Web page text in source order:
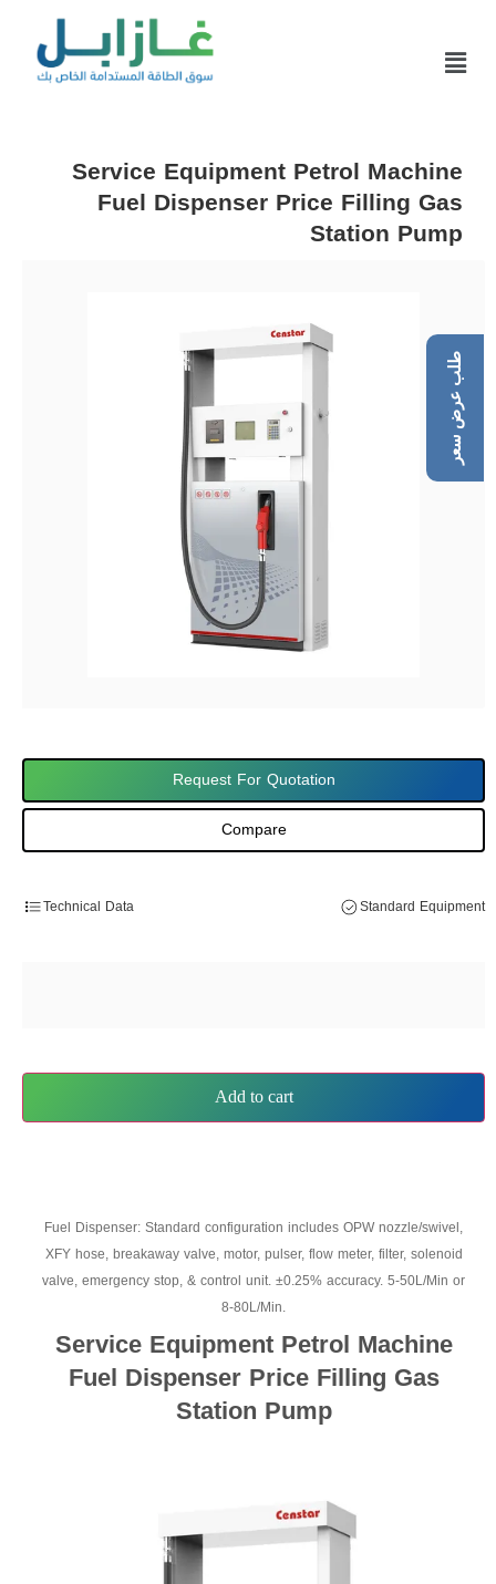
Service Equipment Petrol Machine
Fuel Dispenser Price Filling Gas
Station Pump
Request For Quotation
Compare
Technical Data Standard Equipment
Add to cart
Fuel Dispenser: Standard configuration includes OPW nozzle/swivel,
XFY hose, breakaway valve, motor, pulser, flow meter, filter, solenoid
valve, emergency stop, & control unit. ±0.25% accuracy. 5-50L/Min or
8-80L/Min.
Service Equipment Petrol Machine
Fuel Dispenser Price Filling Gas
Station Pump
طلب عرض سعر